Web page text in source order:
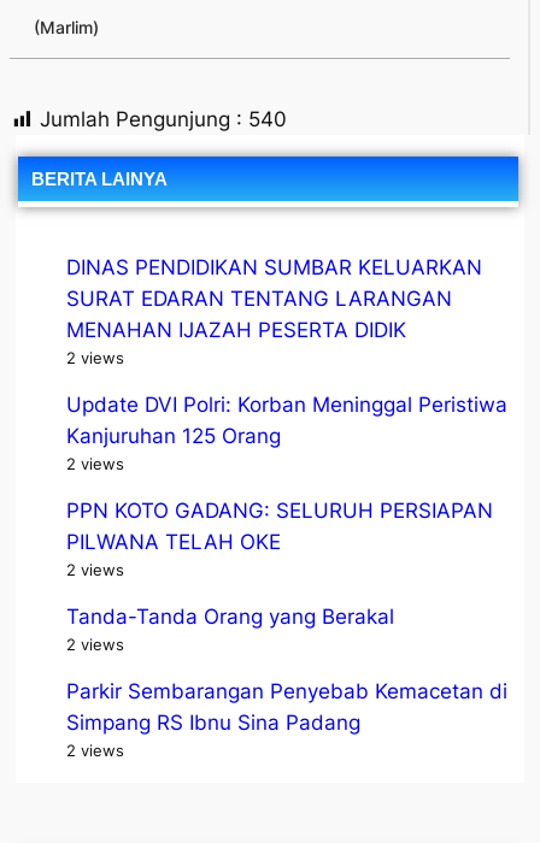
(Marlim)
Jumlah Pengunjung : 540
BERITA LAINYA
DINAS PENDIDIKAN SUMBAR KELUARKAN
SURAT EDARAN TENTANG LARANGAN
MENAHAN IJAZAH PESERTA DIDIK
2 views
Update DVI Polri: Korban Meninggal Peristiwa
Kanjuruhan 125 Orang
2 views
PPN KOTO GADANG: SELURUH PERSIAPAN
PILWANA TELAH OKE
2 views
Tanda-Tanda Orang yang Berakal
2 views
Parkir Sembarangan Penyebab Kemacetan di
Simpang RS Ibnu Sina Padang
2 views